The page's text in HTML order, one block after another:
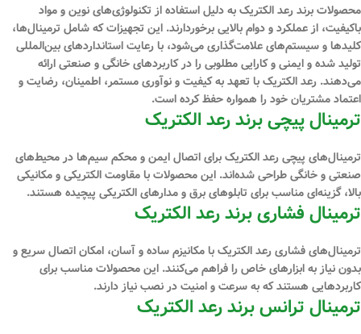
محصولات برند رعد الکتریک به دلیل استفاده از تکنولوژی‌های نوین و مواد
باکیفیت، از عملکرد و دوام بالایی برخوردارند. این تجهیزات که شامل ترمینال‌ها،
کلیدها و سیستم‌های علامت‌گذاری می‌شود، با رعایت استانداردهای بین‌المللی
تولید شده و ایمنی و کارایی مطلوبی را در کاربردهای خانگی و صنعتی ارائه
می‌دهند. رعد الکتریک با تعهد به کیفیت و نوآوری مستمر، اطمینان، رضایت و
اعتماد مشتریان خود را همواره حفظ کرده است.
ترمینال پیچی برند رعد الکتریک
ترمینال‌های پیچی رعد الکتریک برای اتصال ایمن و محکم سیم‌ها در محیط‌های
صنعتی و خانگی طراحی شده‌اند. این محصولات با مقاومت الکتریکی و مکانیکی
بالا، گزینه‌ای مناسب برای تابلوهای برق و مدارهای الکتریکی پیچیده هستند.
ترمینال فشاری برند رعد الکتریک
ترمینال‌های فشاری رعد الکتریک با مکانیزم ساده و آسان، امکان اتصال سریع و
بدون نیاز به ابزارهای خاص را فراهم می‌کنند. این محصولات مناسب برای
کاربردهایی هستند که به سرعت و امنیت در نصب نیاز دارند.
ترمینال ترانس برند رعد الکتریک